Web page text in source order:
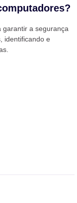
garantir a segurança
identificando e